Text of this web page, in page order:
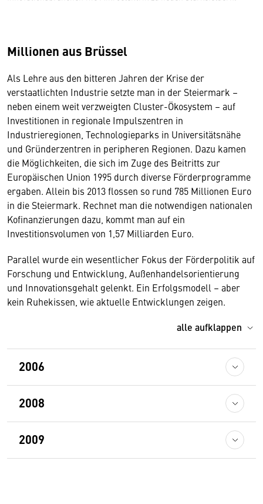
Millionen aus Brüssel
Als Lehre aus den bitteren Jahren der Krise der
verstaatlichten Industrie setzte man in der Steiermark –
neben einem weit verzweigten Cluster-Ökosystem – auf
Investitionen in regionale Impulszentren in
Industrieregionen, Technologieparks in Universitätsnähe
und Gründerzentren in peripheren Regionen. Dazu kamen
die Möglichkeiten, die sich im Zuge des Beitritts zur
Europäischen Union 1995 durch diverse Förderprogramme
ergaben. Allein bis 2013 flossen so rund 785 Millionen Euro
in die Steiermark. Rechnet man die notwendigen nationalen
Kofinanzierungen dazu, kommt man auf ein
Investitionsvolumen von 1,57 Milliarden Euro.
Parallel wurde ein wesentlicher Fokus der Förderpolitik auf
Forschung und Entwicklung, Außenhandelsorientierung
und Innovationsgehalt gelenkt. Ein Erfolgsmodell – aber
kein Ruhekissen, wie aktuelle Entwicklungen zeigen.
alle aufklappen
2006
2008
2009